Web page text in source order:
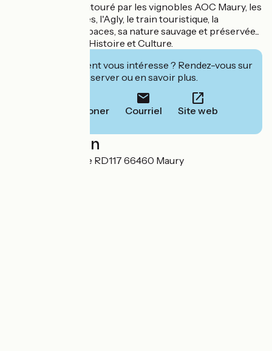
Le camping est entouré par les vignobles AOC Maury, les
Châteaux Cathares, l'Agly, le train touristique, la
préhistoire, les rapaces, sa nature sauvage et préservée...
Randonnée, Arts, Histoire et Culture.
Cet établissement vous intéresse ? Rendez-vous sur
leur site pour réserver ou en savoir plus.
Téléphoner Courriel Site web
Localisation
La Caunette basse RD117 66460 Maury